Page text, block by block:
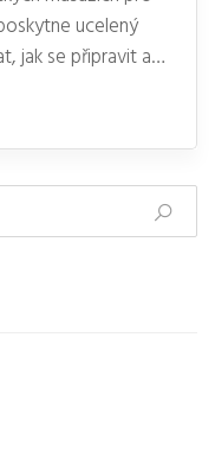
ucelený
jak se připravit a
získat co
poskytneme
jak vybrat
připraveni na
vašeho těla a